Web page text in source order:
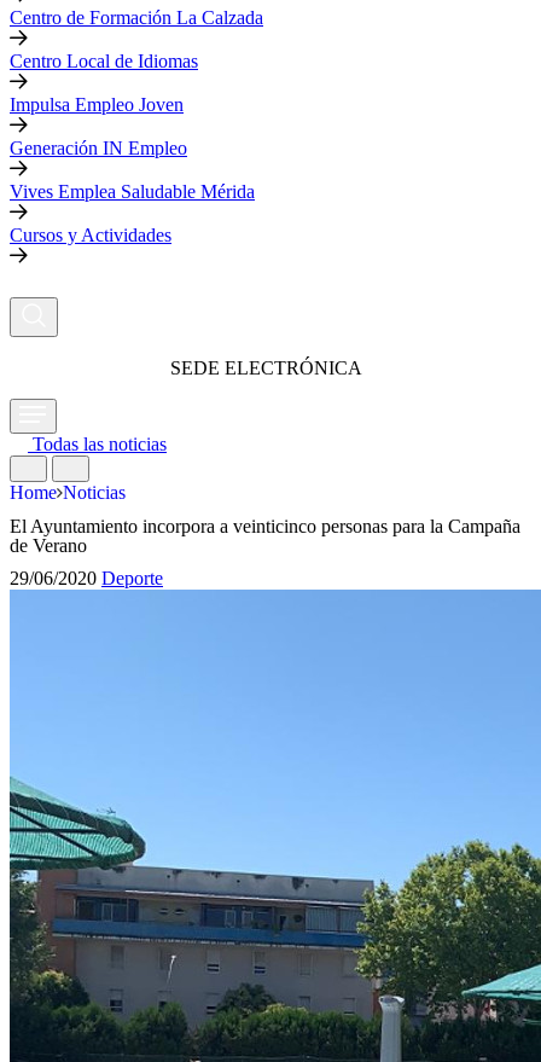
Centro de Formación La Calzada
Centro Local de Idiomas
Impulsa Empleo Joven
Generación IN Empleo
Vives Emplea Saludable Mérida
Cursos y Actividades
SEDE ELECTRÓNICA
Todas las noticias
Home Noticias
El Ayuntamiento incorpora a veinticinco personas para la Campaña
de Verano
29/06/2020 Deporte